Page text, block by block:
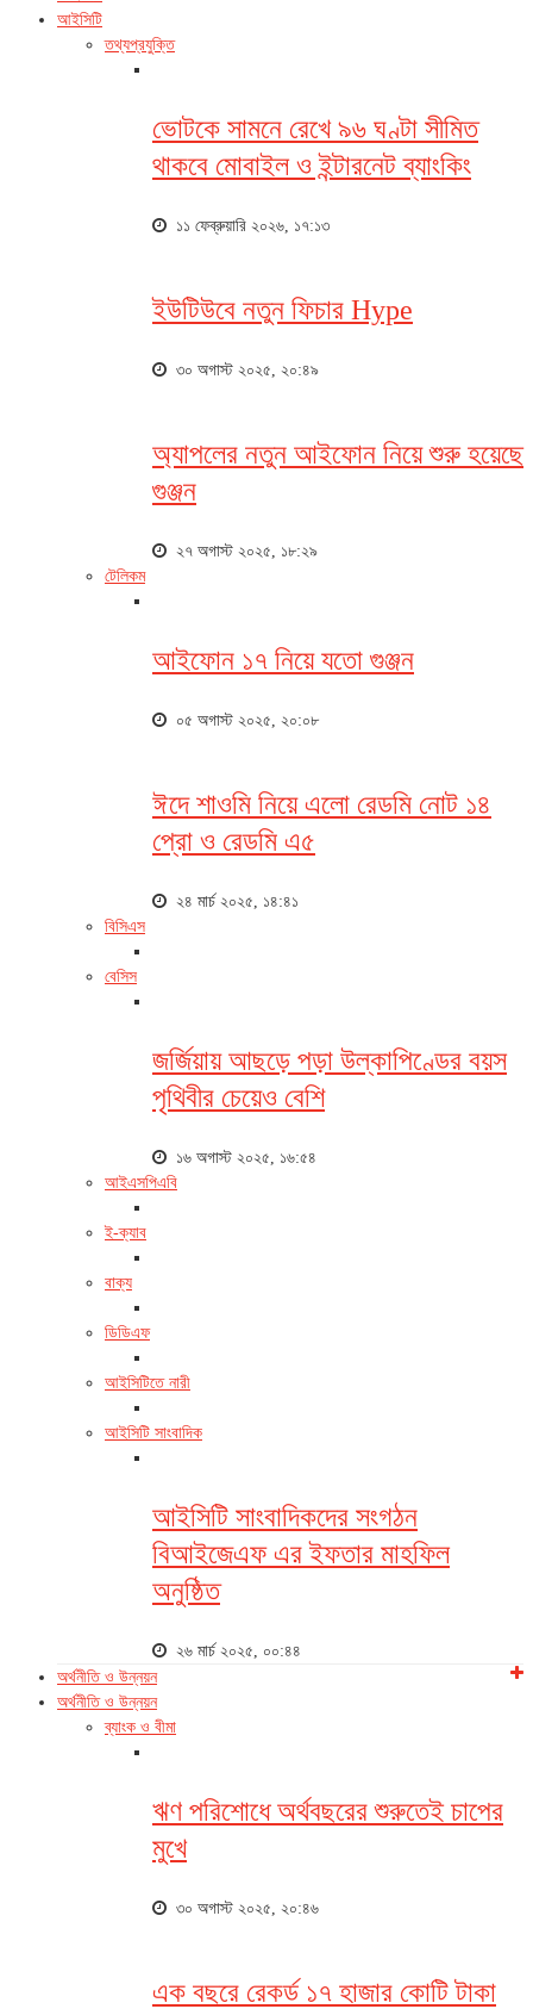
আইসিটি
তথ্যপ্রযুক্তি
ভোটকে সামনে রেখে ৯৬ ঘণ্টা সীমিত
থাকবে মোবাইল ও ইন্টারনেট ব্যাংকিং
১১ ফেব্রুয়ারি ২০২৬, ১৭:১৩
ইউটিউবে নতুন ফিচার Hype
৩০ অগাস্ট ২০২৫, ২০:৪৯
অ্যাপলের নতুন আইফোন নিয়ে শুরু হয়েছে
গুঞ্জন
২৭ অগাস্ট ২০২৫, ১৮:২৯
টেলিকম
আইফোন ১৭ নিয়ে যতো গুঞ্জন
০৫ অগাস্ট ২০২৫, ২০:০৮
ঈদে শাওমি নিয়ে এলো রেডমি নোট ১৪
প্রো ও রেডমি এ৫
২৪ মার্চ ২০২৫, ১৪:৪১
বিসিএস
বেসিস
জর্জিয়ায় আছড়ে পড়া উল্কাপিণ্ডের বয়স
পৃথিবীর চেয়েও বেশি
১৬ অগাস্ট ২০২৫, ১৬:৫৪
আইএসপিএবি
ই-ক্যাব
বাক্য
ডিডিএফ
আইসিটিতে নারী
আইসিটি সাংবাদিক
আইসিটি সাংবাদিকদের সংগঠন
বিআইজেএফ এর ইফতার মাহফিল
অনুষ্ঠিত
২৬ মার্চ ২০২৫, ০০:৪৪
অর্থনীতি ও উন্নয়ন
অর্থনীতি ও উন্নয়ন
ব্যাংক ও বীমা
ঋণ পরিশোধে অর্থবছরের শুরুতেই চাপের
মুখে
৩০ অগাস্ট ২০২৫, ২০:৪৬
এক বছরে রেকর্ড ১৭ হাজার কোটি টাকা